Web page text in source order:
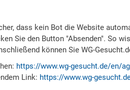
dass kein Bot die Website
Sie den Button "Absenden". So
können Sie WG-
https://www.wg-gesucht.de/en/
Link: https://www.wg-